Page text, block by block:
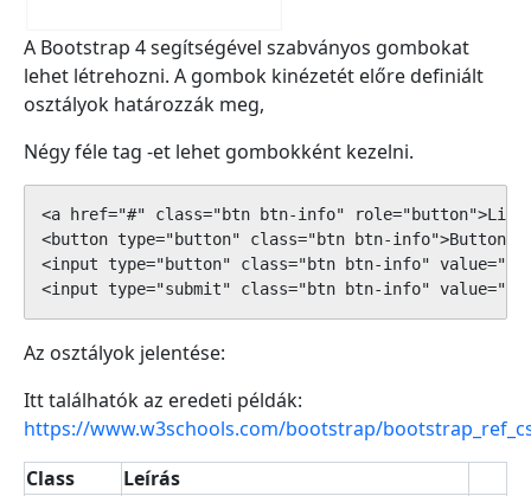
A Bootstrap 4 segítségével szabványos gombokat
lehet létrehozni. A gombok kinézetét előre definiált
osztályok határozzák meg,
Négy féle tag -et lehet gombokként kezelni.
<a href="#" class="btn btn-info" role="button">Link
<button type="button" class="btn btn-info">Button</
<input type="button" class="btn btn-info"
<input type="submit" class="btn btn-info"
Az osztályok jelentése:
Itt találhatók az eredeti példák:
https://www.w3schools.com/bootstrap/
Class
Leírás